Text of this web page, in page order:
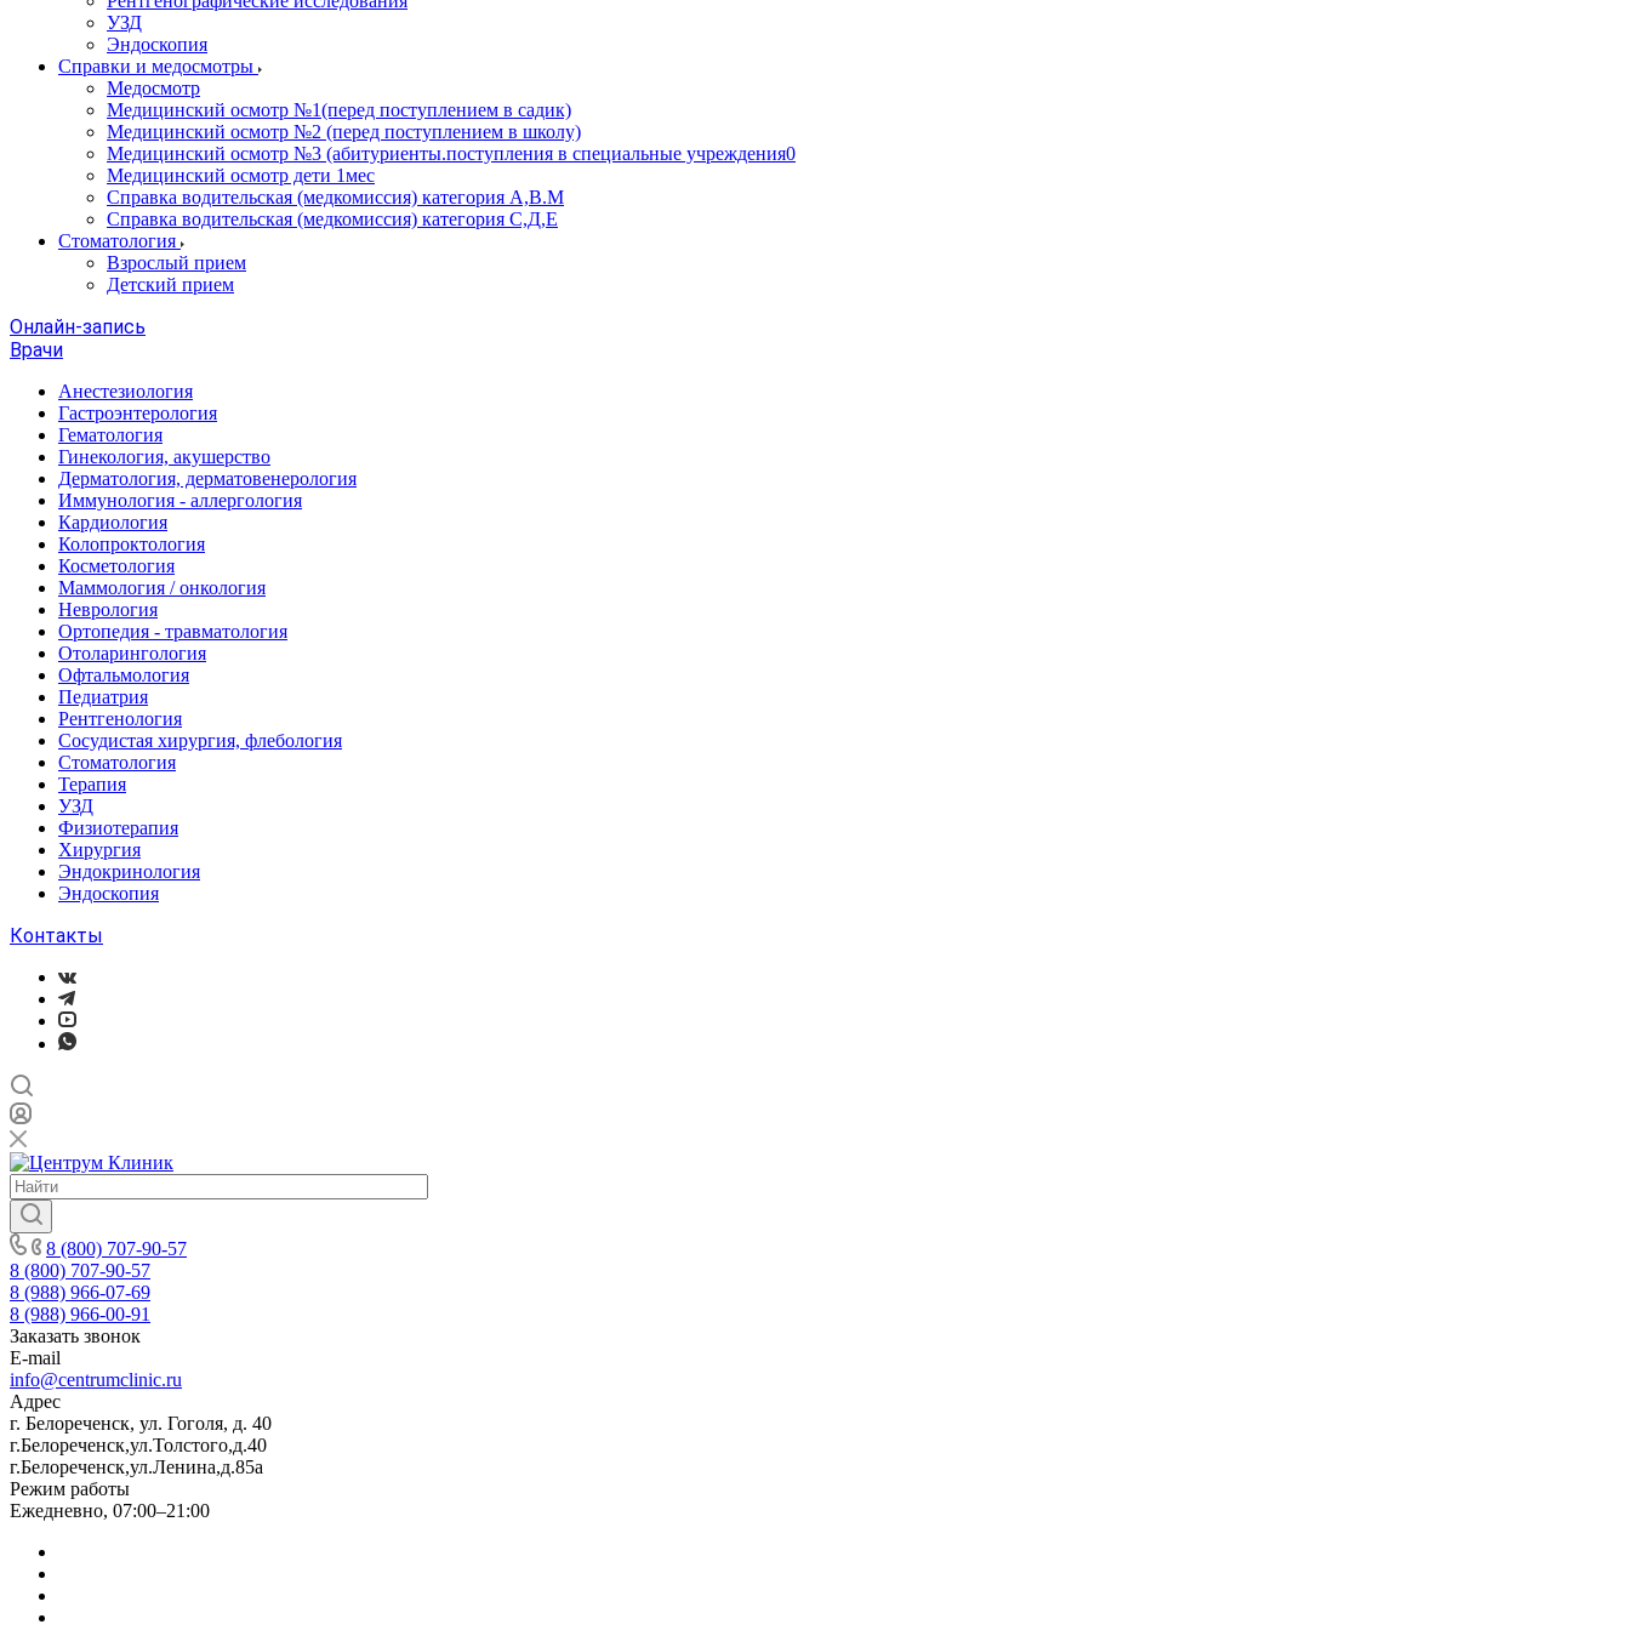
УЗД
Эндоскопия
Справки и медосмотры
Медосмотр
Медицинский осмотр №1(перед поступлением в садик)
Медицинский осмотр №2 (перед поступлением в школу)
Медицинский осмотр №3 (абитуриенты.поступления в специальные учреждения0
Медицинский осмотр дети 1мес
Справка водительская (медкомиссия) категория А,В.М
Справка водительская (медкомиссия) категория С,Д,Е
Стоматология
Взрослый прием
Детский прием
Онлайн-запись
Врачи
Анестезиология
Гастроэнтерология
Гематология
Гинекология, акушерство
Дерматология, дерматовенерология
Иммунология - аллергология
Кардиология
Колопроктология
Косметология
Маммология / онкология
Неврология
Ортопедия - травматология
Отоларингология
Офтальмология
Педиатрия
Рентгенология
Сосудистая хирургия, флебология
Стоматология
Терапия
УЗД
Физиотерапия
Хирургия
Эндокринология
Эндоскопия
Контакты
8 (800) 707-90-57
8 (800) 707-90-57
8 (988) 966-07-69
8 (988) 966-00-91
Заказать звонок
E-mail
info@centrumclinic.ru
Адрес
г. Белореченск, ул. Гоголя, д. 40
г.Белореченск,ул.Толстого,д.40
г.Белореченск,ул.Ленина,д.85а
Режим работы
Ежедневно, 07:00–21:00